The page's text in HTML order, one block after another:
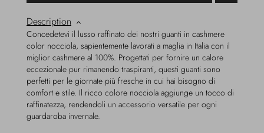
Description
Concedetevi il lusso raffinato dei nostri guanti in cashmere
color nocciola, sapientemente lavorati a maglia in Italia con il
miglior cashmere al 100%. Progettati per fornire un calore
eccezionale pur rimanendo traspiranti, questi guanti sono
perfetti per le giornate più fresche in cui hai bisogno di
comfort e stile. Il ricco colore nocciola aggiunge un tocco di
raffinatezza, rendendoli un accessorio versatile per ogni
guardaroba invernale.